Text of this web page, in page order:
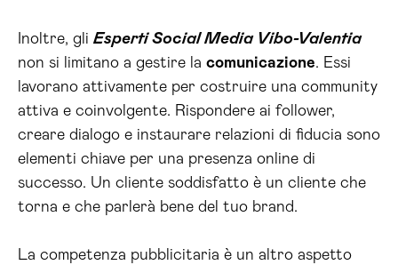
Inoltre, gli Esperti Social Media Vibo-Valentia
non si limitano a gestire la comunicazione. Essi
lavorano attivamente per costruire una community
attiva e coinvolgente. Rispondere ai follower,
creare dialogo e instaurare relazioni di fiducia sono
elementi chiave per una presenza online di
successo. Un cliente soddisfatto è un cliente che
torna e che parlerà bene del tuo brand.
La competenza pubblicitaria è un altro aspetto